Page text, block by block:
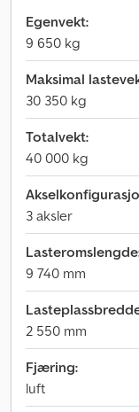
Egenvekt:
9 650 kg
Maksimal
30 350 kg
Totalvekt:
40 000 kg
3 aksler
9 740 mm
2 550 mm
Fjæring:
luft